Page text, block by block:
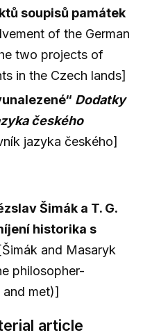
soupisů památek
of the German
two projects of
in the Czech lands]
Dodatky
českého
jazyka českého]
Šimák a T. G.
historika s
and Masaryk
philosopher-
and met)]
article